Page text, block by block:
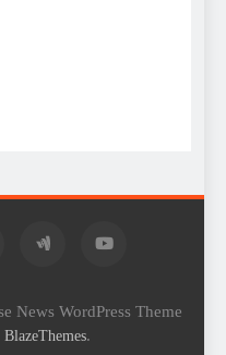
News WordPress Theme
BlazeThemes.